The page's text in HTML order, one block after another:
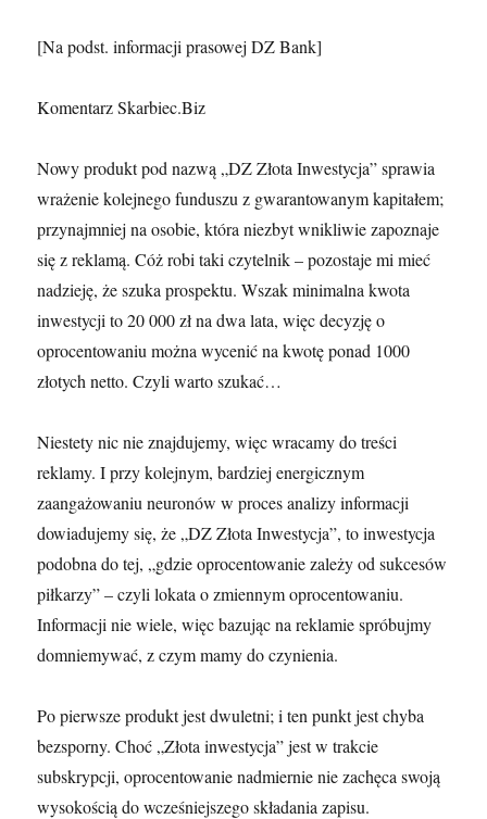
[Na podst. informacji prasowej DZ Bank]
Komentarz Skarbiec.Biz
Nowy produkt pod nazwą „DZ Złota Inwestycja” sprawia
wrażenie kolejnego funduszu z gwarantowanym kapitałem;
przynajmniej na osobie, która niezbyt wnikliwie zapoznaje
się z reklamą. Cóż robi taki czytelnik – pozostaje mi mieć
nadzieję, że szuka prospektu. Wszak minimalna kwota
inwestycji to 20 000 zł na dwa lata, więc decyzję o
oprocentowaniu można wycenić na kwotę ponad 1000
złotych netto. Czyli warto szukać…
Niestety nic nie znajdujemy, więc wracamy do treści
reklamy. I przy kolejnym, bardziej energicznym
zaangażowaniu neuronów w proces analizy informacji
dowiadujemy się, że „DZ Złota Inwestycja”, to inwestycja
podobna do tej, „gdzie oprocentowanie zależy od sukcesów
piłkarzy” – czyli lokata o zmiennym oprocentowaniu.
Informacji nie wiele, więc bazując na reklamie spróbujmy
domniemywać, z czym mamy do czynienia.
Po pierwsze produkt jest dwuletni; i ten punkt jest chyba
bezsporny. Choć „Złota inwestycja” jest w trakcie
subskrypcji, oprocentowanie nadmiernie nie zachęca swoją
wysokością do wcześniejszego składania zapisu.